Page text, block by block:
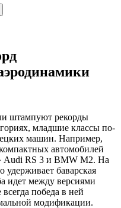
штампуют рекорды
младшие классы по-
машин. Например,
автомобилей
Audi RS 3 и BMW M2. На
баварская
идет между версиями
победа в ней
модификации.